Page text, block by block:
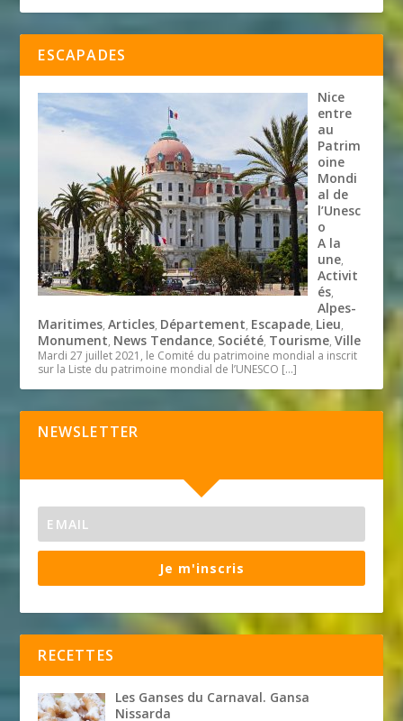
ESCAPADES
Nice
entre
au
Patrim
oine
Mondi
al de
l’Unesc
o
A la
une,
Activit
és,
Alpes-
Maritimes,Articles, Département, Escapade, Lieu,
Monument, News Tendance, Société, Tourisme,Ville
Mardi 27 juillet 2021, le Comité du patrimoine mondial a inscrit
sur la Liste du patrimoine mondial de l’UNESCO […]
NEWSLETTER
Je m'inscris
RECETTES
Les Ganses du Carnaval. Gansa
Nissarda